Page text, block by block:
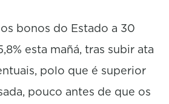
bonos do Estado a 30
esta mañá, tras subir ata
polo que é superior
pouco antes de que os